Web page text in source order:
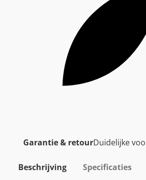
Garantie & retourDuidelijke
Beschrijving Specificaties